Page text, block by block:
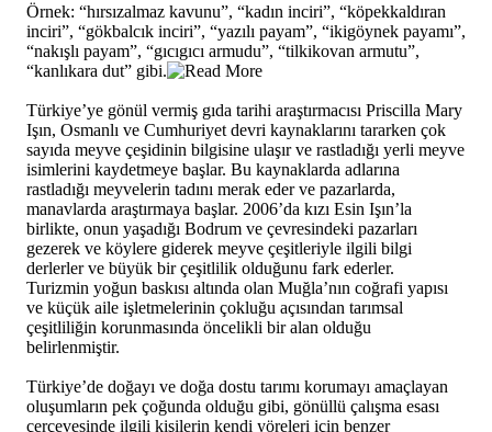
Örnek: “hırsızalmaz kavunu”, “kadın inciri”, “köpekkaldıran
inciri”, “gökbalcık inciri”, “yazılı payam”, “ikigöynek payamı”,
“nakışlı payam”, “gıcıgıcı armudu”, “tilkikovan armutu”,
“kanlıkara dut” gibi.
Türkiye’ye gönül vermiş gıda tarihi araştırmacısı Priscilla Mary
Işın, Osmanlı ve Cumhuriyet devri kaynaklarını tararken çok
sayıda meyve çeşidinin bilgisine ulaşır ve rastladığı yerli meyve
isimlerini kaydetmeye başlar. Bu kaynaklarda adlarına
rastladığı meyvelerin tadını merak eder ve pazarlarda,
manavlarda araştırmaya başlar. 2006’da kızı Esin Işın’la
birlikte, onun yaşadığı Bodrum ve çevresindeki pazarları
gezerek ve köylere giderek meyve çeşitleriyle ilgili bilgi
derlerler ve büyük bir çeşitlilik olduğunu fark ederler.
Turizmin yoğun baskısı altında olan Muğla’nın coğrafi yapısı
ve küçük aile işletmelerinin çokluğu açısından tarımsal
çeşitliliğin korunmasında öncelikli bir alan olduğu
belirlenmiştir.
Türkiye’de doğayı ve doğa dostu tarımı korumayı amaçlayan
oluşumların pek çoğunda olduğu gibi, gönüllü çalışma esası
çerçevesinde ilgili kişilerin kendi yöreleri için benzer